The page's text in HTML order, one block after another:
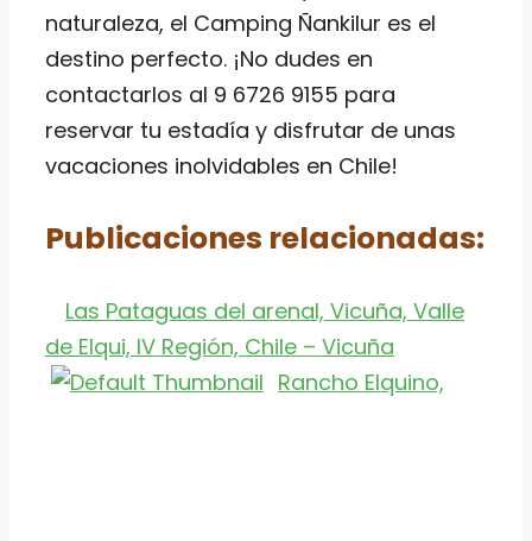
naturaleza, el Camping Ñankilur es el
destino perfecto. ¡No dudes en
contactarlos al 9 6726 9155 para
reservar tu estadía y disfrutar de unas
vacaciones inolvidables en Chile!
Publicaciones relacionadas:
Las Pataguas del arenal, Vicuña, Valle
de Elqui, IV Región, Chile – Vicuña
Rancho Elquino,